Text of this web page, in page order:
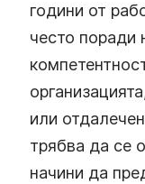
години от
често поради
или
трябва да се
начини да